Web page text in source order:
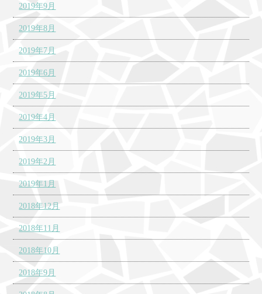
2019年9月
2019年8月
2019年7月
2019年6月
2019年5月
2019年4月
2019年3月
2019年2月
2019年1月
2018年12月
2018年11月
2018年10月
2018年9月